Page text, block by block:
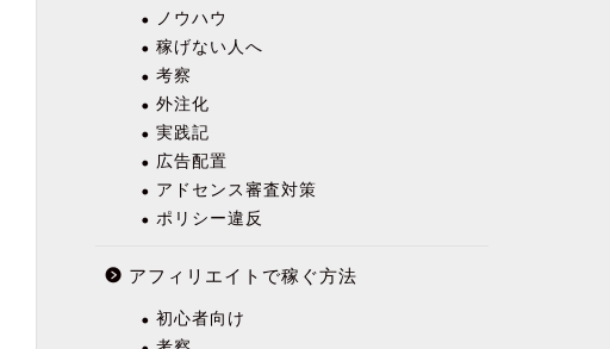
ノウハウ
稼げない人へ
考察
外注化
実践記
広告配置
アドセンス審査対策
ポリシー違反
アフィリエイトで稼ぐ方法
初心者向け